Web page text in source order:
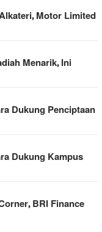
Motor Limited
Menarik, Ini
Dukung Penciptaan
Dukung Kampus
BRI Finance